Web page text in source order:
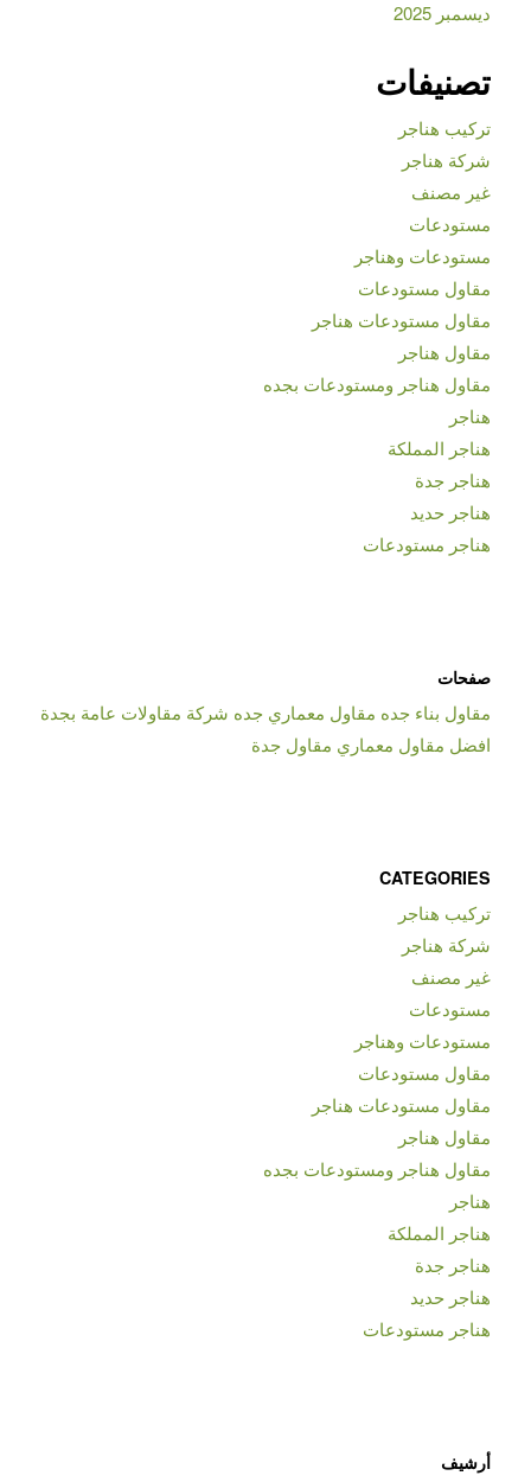
ديسمبر 2025
تصنيفات
تركيب هناجر
شركة هناجر
غير مصنف
مستودعات
مستودعات وهناجر
مقاول مستودعات
مقاول مستودعات هناجر
مقاول هناجر
مقاول هناجر ومستودعات بجده
هناجر
هناجر المملكة
هناجر جدة
هناجر حديد
هناجر مستودعات
صفحات
مقاول بناء جده مقاول معماري جده شركة مقاولات عامة بجدة
افضل مقاول معماري مقاول جدة
CATEGORIES
تركيب هناجر
شركة هناجر
غير مصنف
مستودعات
مستودعات وهناجر
مقاول مستودعات
مقاول مستودعات هناجر
مقاول هناجر
مقاول هناجر ومستودعات بجده
هناجر
هناجر المملكة
هناجر جدة
هناجر حديد
هناجر مستودعات
أرشيف